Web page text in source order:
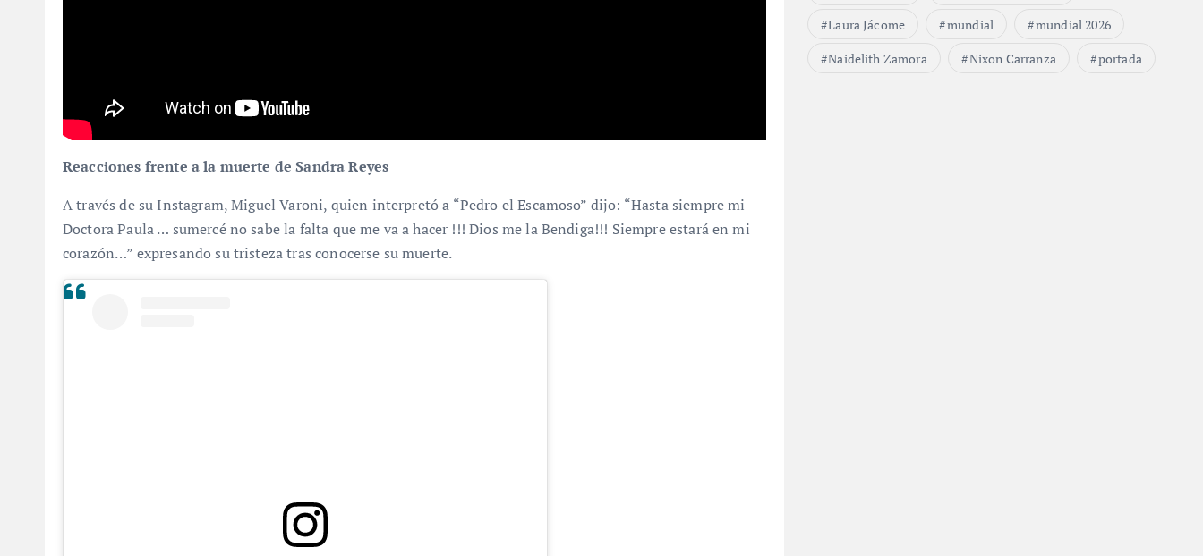
Reacciones frente a la muerte de Sandra Reyes
A través de su Instagram, Miguel Varoni, quien interpretó a “Pedro el Escamoso” dijo: “Hasta siempre mi
Doctora Paula … sumercé no sabe la falta que me va a hacer !!! Dios me la Bendiga!!! Siempre estará en mi
corazón…” expresando su tristeza tras conocerse su muerte.
Laura Jácome
mundial
mundial 2026
Naidelith Zamora
Nixon Carranza portada